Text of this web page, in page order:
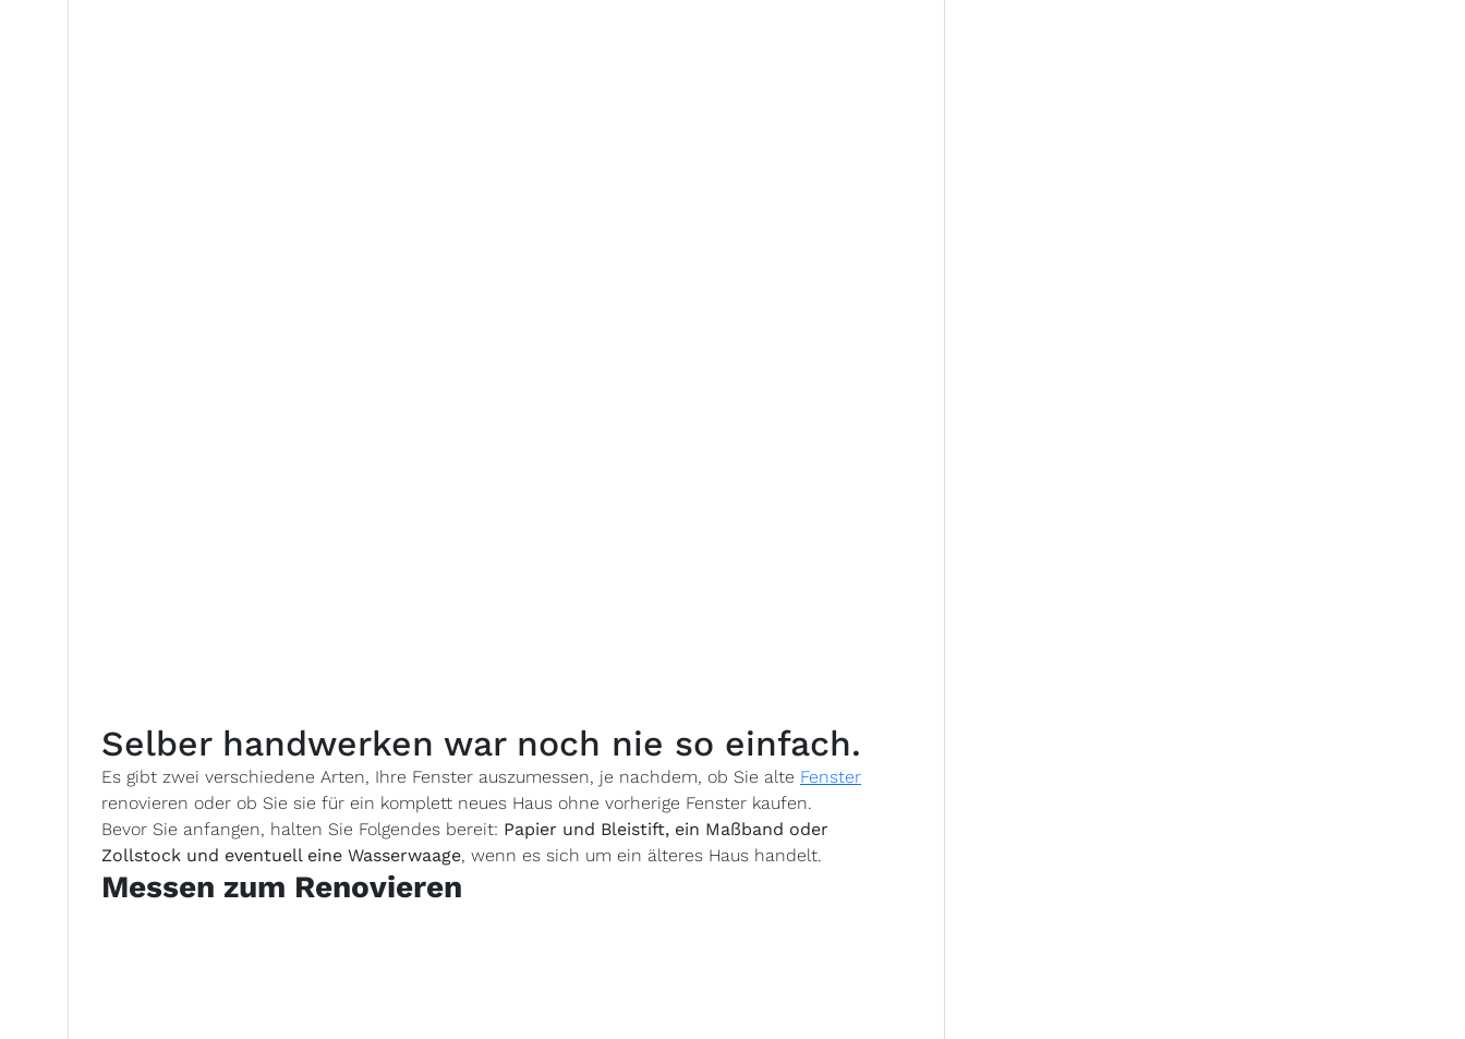
Selber handwerken war noch nie so einfach.
Es gibt zwei verschiedene Arten, Ihre Fenster auszumessen, je nachdem, ob Sie alte Fenster
renovieren oder ob Sie sie für ein komplett neues Haus ohne vorherige Fenster kaufen.
Bevor Sie anfangen, halten Sie Folgendes bereit: Papier und Bleistift, ein Maßband oder
Zollstock und eventuell eine Wasserwaage, wenn es sich um ein älteres Haus handelt.
Messen zum Renovieren